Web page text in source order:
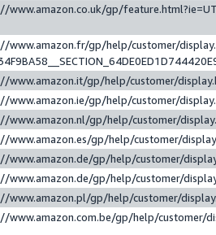
www.amazon.co.uk/gp/
www.amazon.fr/gp/help/customer/
www.amazon.it/gp/help/customer/
www.amazon.ie/gp/help/customer/
www.amazon.nl/gp/help/customer/
www.amazon.es/gp/help/customer/
www.amazon.de/gp/help/customer/
www.amazon.de/gp/help/customer/
www.amazon.pl/gp/help/customer/
www.amazon.com.be/gp/help/customer/